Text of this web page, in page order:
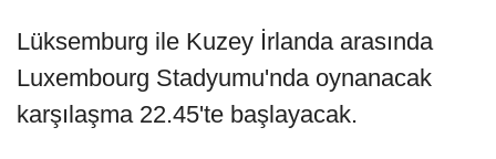
Lüksemburg ile Kuzey İrlanda arasında
Luxembourg Stadyumu'nda oynanacak
karşılaşma 22.45'te başlayacak.